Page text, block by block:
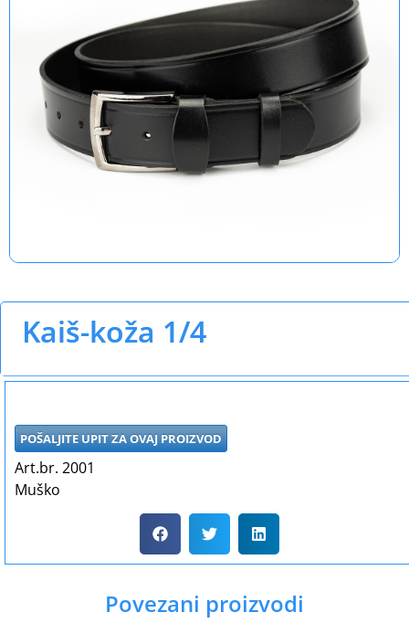
Kaiš-koža 1/4
POŠALJITE UPIT ZA OVAJ PROIZVOD
Art.br. 2001
Muško
Povezani proizvodi